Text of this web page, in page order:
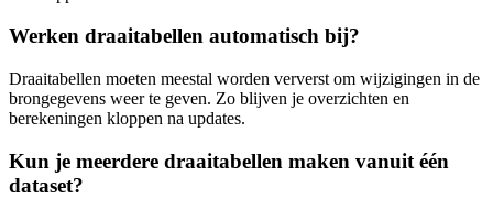
Werken draaitabellen automatisch bij?
Draaitabellen moeten meestal worden ververst om wijzigingen in de
brongegevens weer te geven. Zo blijven je overzichten en
berekeningen kloppen na updates.
Kun je meerdere draaitabellen maken vanuit één
dataset?